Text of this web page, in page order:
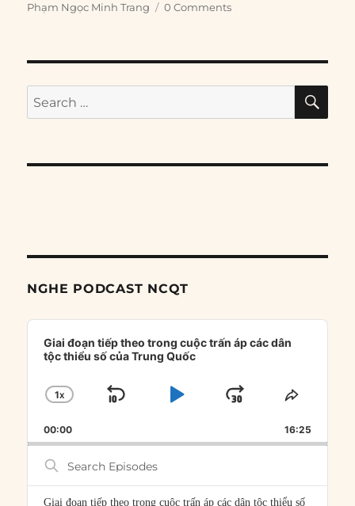
Phạm Ngọc Minh Trang
0 Comments
Search
for:
NGHE PODCAST NCQT
Audio
Player
Giai đoạn tiếp theo trong cuộc trấn áp các dân
tộc thiểu số của Trung Quốc
CHANGE
RATE
1X
SKIP
PLAYJUMP
FORWARD
SHARE
00:00 16:25
Search
Episodes
Giai đoạn tiếp theo trong cuộc trấn áp các dân tộc thiểu số